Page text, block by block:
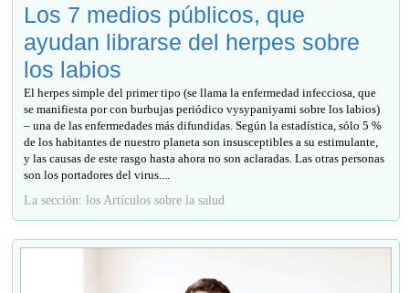
Los 7 medios públicos, que
ayudan librarse del herpes sobre
los labios
El herpes simple del primer tipo (se llama la enfermedad infecciosa, que
se manifiesta por con burbujas periódico vysypaniyami sobre los labios)
– una de las enfermedades más difundidas. Según la estadística, sólo 5 %
de los habitantes de nuestro planeta son insusceptibles a su estimulante,
y las causas de este rasgo hasta ahora no son aclaradas. Las otras personas
son los portadores del virus....
La sección: los Artículos sobre la salud